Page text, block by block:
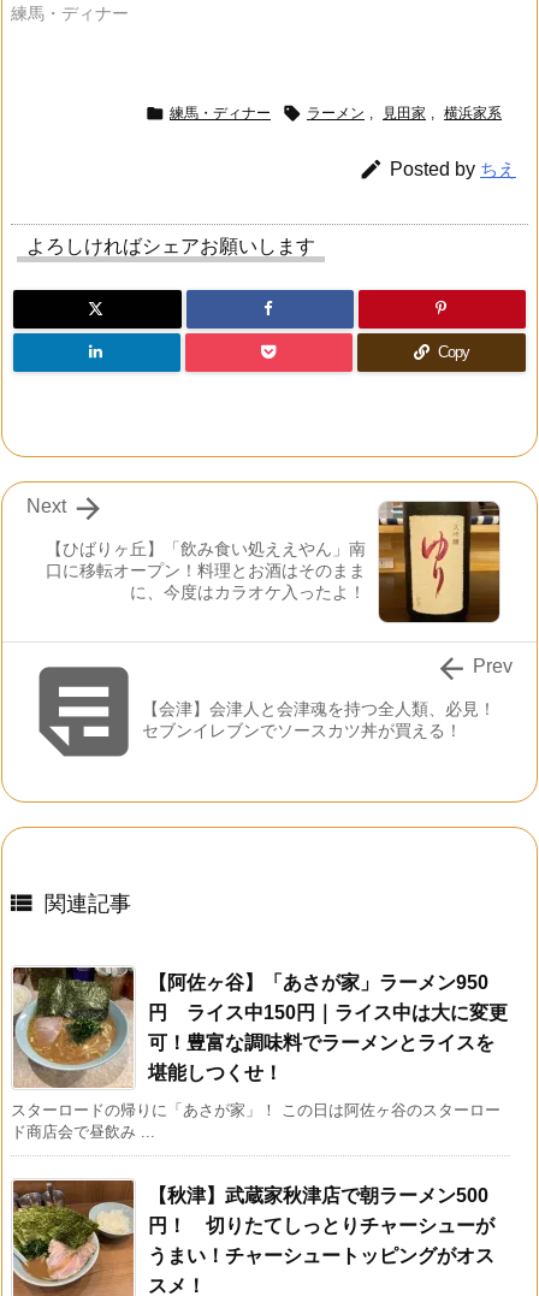
練馬・ディナー
 練馬・ディナー  ラーメン 見田家 横浜家系
 Posted by ちえ
よろしければシェアお願いします
Copy
【ひばりヶ丘】「飲み食い処ええやん」南
口に移転オープン！料理とお酒はそのまま
に、今度はカラオケ入ったよ！

Next
 【会津】会津人と会津魂を持つ全人類、必見！
セブンイレブンでソースカツ丼が買える！
 Prev
 関連記事
【阿佐ヶ谷】「あさが家」ラーメン950
円 ライス中150円｜ライス中は大に変更
可！豊富な調味料でラーメンとライスを
堪能しつくせ！
スターロードの帰りに「あさが家」！ この日は阿佐ヶ谷のスターロー
ド商店会で昼飲み ...
【秋津】武蔵家秋津店で朝ラーメン500
円！ 切りたてしっとりチャーシューが
うまい！チャーシュートッピングがオス
スメ！